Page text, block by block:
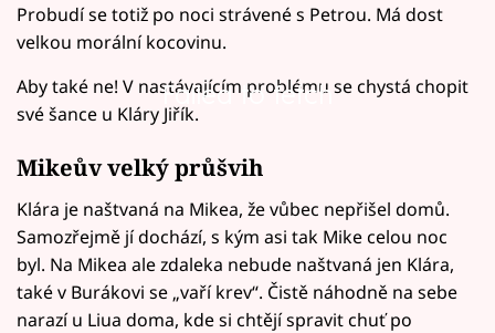
Probudí se totiž po noci strávené s Petrou. Má dost
velkou morální kocovinu.
Failed to fetch
Aby také ne! V nastávajícím problému se chystá chopit
své šance u Kláry Jiřík.
Mikeův velký průšvih
Klára je naštvaná na Mikea, že vůbec nepřišel domů.
Samozřejmě jí dochází, s kým asi tak Mike celou noc
byl. Na Mikea ale zdaleka nebude naštvaná jen Klára,
také v Burákovi se „vaří krev“. Čistě náhodně na sebe
narazí u Liua doma, kde si chtějí spravit chuť po